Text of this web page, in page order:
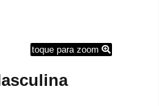
toque para zoom